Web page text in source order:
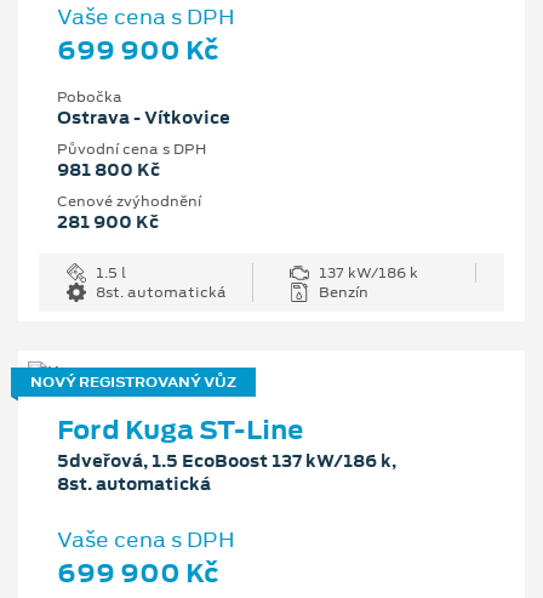
Vaše cena s DPH
699 900 Kč
Pobočka
Ostrava - Vítkovice
Původní cena s DPH
981 800 Kč
Cenové zvýhodnění
281 900 Kč
1.5 l
137 kW/186 k
8st. automatická
Benzín
NOVÝ REGISTROVANÝ VŮZ
Ford Kuga ST-Line
5dveřová, 1.5 EcoBoost 137 kW/186 k,
8st. automatická
Vaše cena s DPH
699 900 Kč